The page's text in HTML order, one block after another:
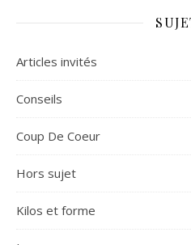
Articles invités
Conseils
Coup De Coeur
Hors sujet
Kilos et forme